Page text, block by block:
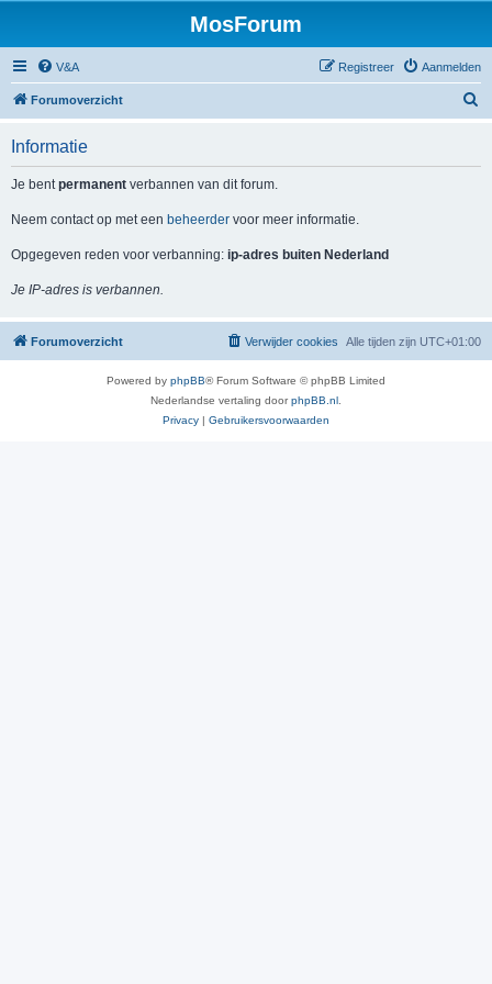
MosForum
V&A Aanmelden
Registreer
Forumoverzicht
Informatie
Je bentpermanent verbannen van dit forum.
Neem contact op met een beheerder voor meer informatie.
Opgegeven reden voor verbanning: ip-adres buiten Nederland
Je IP-adres is verbannen.
Forumoverzicht Alle tijden zijn UTC+01:00
Verwijder cookies
Powered by phpBB® Forum Software © phpBB Limited
Nederlandse vertaling doorphpBB.nl
Privacy | Gebruikersvoorwaarden